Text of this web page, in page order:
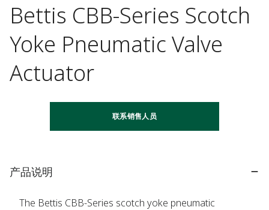
Bettis CBB-Series Scotch
Yoke Pneumatic Valve
Actuator
联系销售人员
产品说明
The Bettis CBB-Series scotch yoke pneumatic